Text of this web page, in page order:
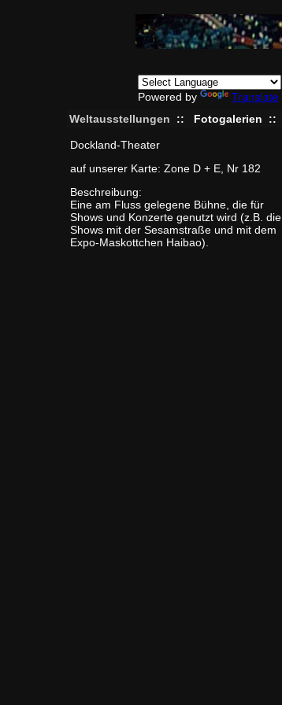
Powered by Translate
Weltausstellungen :: Fotogalerien ::
Dockland-Theater
auf unserer Karte: Zone D + E, Nr 182
Beschreibung:
Eine am Fluss gelegene Bühne, die für
Shows und Konzerte genutzt wird (z.B. die
Shows mit der Sesamstraße und mit dem
Expo-Maskottchen Haibao).